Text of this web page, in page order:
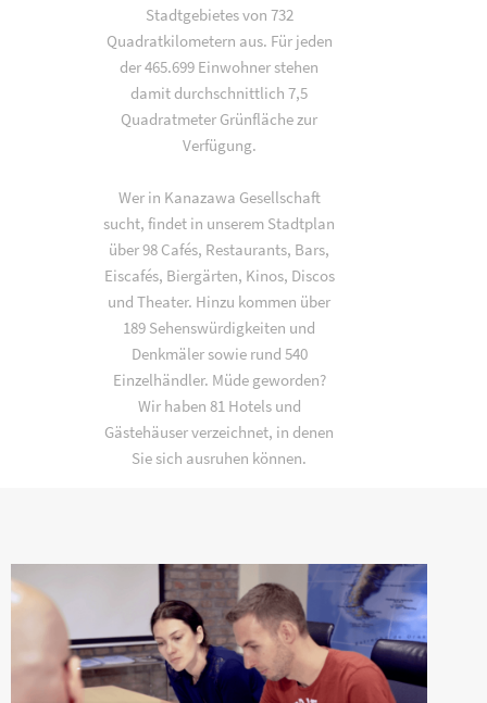
Stadtgebietes von 732
Quadratkilometern aus. Für jeden
der 465.699 Einwohner stehen
damit durchschnittlich 7,5
Quadratmeter Grünfläche zur
Verfügung.
Wer in Kanazawa Gesellschaft
sucht, findet in unserem Stadtplan
über 98 Cafés, Restaurants, Bars,
Eiscafés, Biergärten, Kinos, Discos
und Theater. Hinzu kommen über
189 Sehenswürdigkeiten und
Denkmäler sowie rund 540
Einzelhändler. Müde geworden?
Wir haben 81 Hotels und
Gästehäuser verzeichnet, in denen
Sie sich ausruhen können.